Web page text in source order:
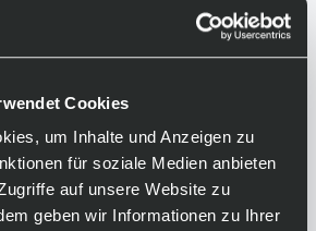
Cookies
um Inhalte und Anzeigen zu
für soziale Medien anbieten
auf unsere Website zu
geben wir Informationen zu Ihrer
sowie ergonomischen
richtet sich dieses
komfortorientierte Menschen.
Fahrrad kann aufgrund
Konfigurationen vom